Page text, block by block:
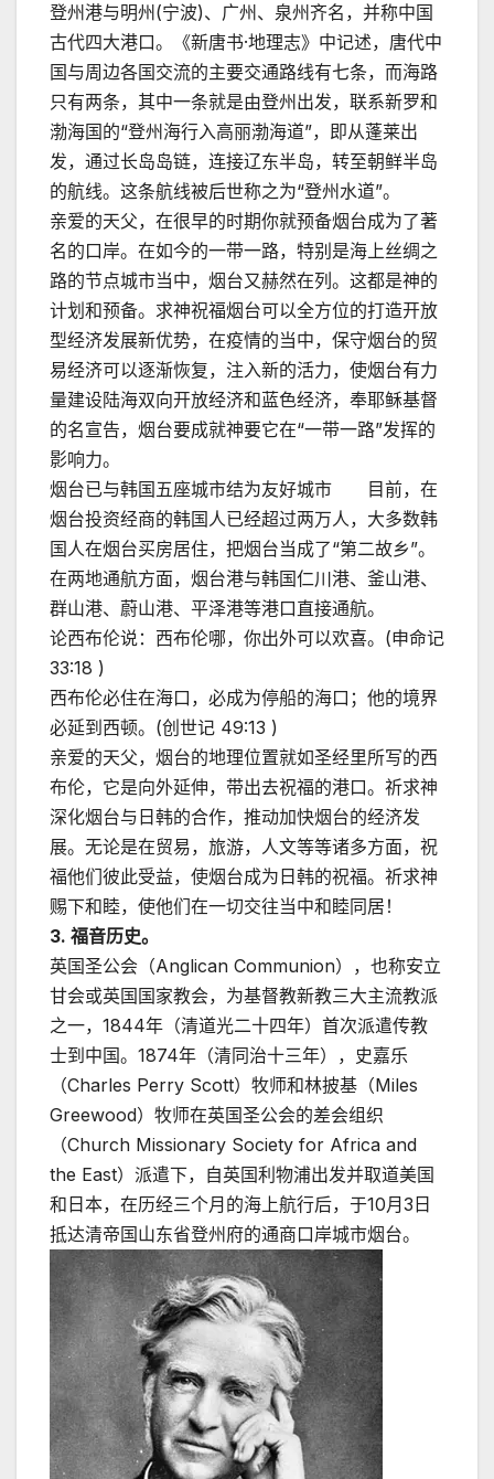
登州港与明州(宁波)、广州、泉州齐名，并称中国
古代四大港口。《新唐书·地理志》中记述，唐代中
国与周边各国交流的主要交通路线有七条，而海路
只有两条，其中一条就是由登州出发，联系新罗和
渤海国的“登州海行入高丽渤海道”，即从蓬莱出
发，通过长岛岛链，连接辽东半岛，转至朝鲜半岛
的航线。这条航线被后世称之为“登州水道”。
亲爱的天父，在很早的时期你就预备烟台成为了著
名的口岸。在如今的一带一路，特别是海上丝绸之
路的节点城市当中，烟台又赫然在列。这都是神的
计划和预备。求神祝福烟台可以全方位的打造开放
型经济发展新优势，在疫情的当中，保守烟台的贸
易经济可以逐渐恢复，注入新的活力，使烟台有力
量建设陆海双向开放经济和蓝色经济，奉耶稣基督
的名宣告，烟台要成就神要它在“一带一路”发挥的
影响力。
烟台已与韩国五座城市结为友好城市 目前，在
烟台投资经商的韩国人已经超过两万人，大多数韩
国人在烟台买房居住，把烟台当成了“第二故乡”。
在两地通航方面，烟台港与韩国仁川港、釜山港、
群山港、蔚山港、平泽港等港口直接通航。
论西布伦说：西布伦哪，你出外可以欢喜。(申命记
33:18 )
西布伦必住在海口，必成为停船的海口；他的境界
必延到西顿。(创世记 49:13 )
亲爱的天父，烟台的地理位置就如圣经里所写的西
布伦，它是向外延伸，带出去祝福的港口。祈求神
深化烟台与日韩的合作，推动加快烟台的经济发
展。无论是在贸易，旅游，人文等等诸多方面，祝
福他们彼此受益，使烟台成为日韩的祝福。祈求神
赐下和睦，使他们在一切交往当中和睦同居！
3. 福音历史。
英国圣公会（Anglican Communion），也称安立
甘会或英国国家教会，为基督教新教三大主流教派
之一，1844年（清道光二十四年）首次派遣传教
士到中国。1874年（清同治十三年），史嘉乐
（Charles Perry Scott）牧师和林披基（Miles
Greewood）牧师在英国圣公会的差会组织
（Church Missionary Society for Africa and
the East）派遣下，自英国利物浦出发并取道美国
和日本，在历经三个月的海上航行后，于10月3日
抵达清帝国山东省登州府的通商口岸城市烟台。